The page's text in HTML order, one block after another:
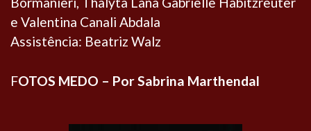
e Valentina Canali Abdala
Assistência: Beatriz Walz
FOTOS MEDO – Por Sabrina Marthendal